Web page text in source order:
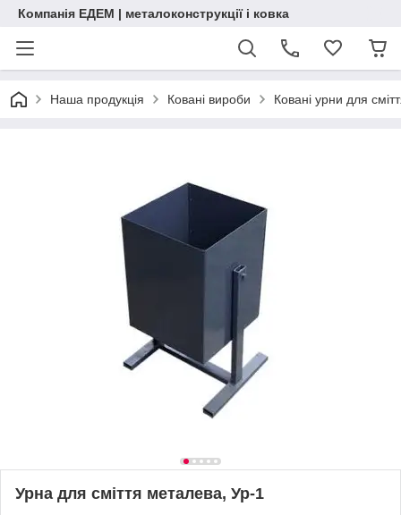
Компанія ЕДЕМ | металоконструкції і ковка
Наша продукція Ковані вироби Ковані урни для
Урна для сміття металева, Ур-1